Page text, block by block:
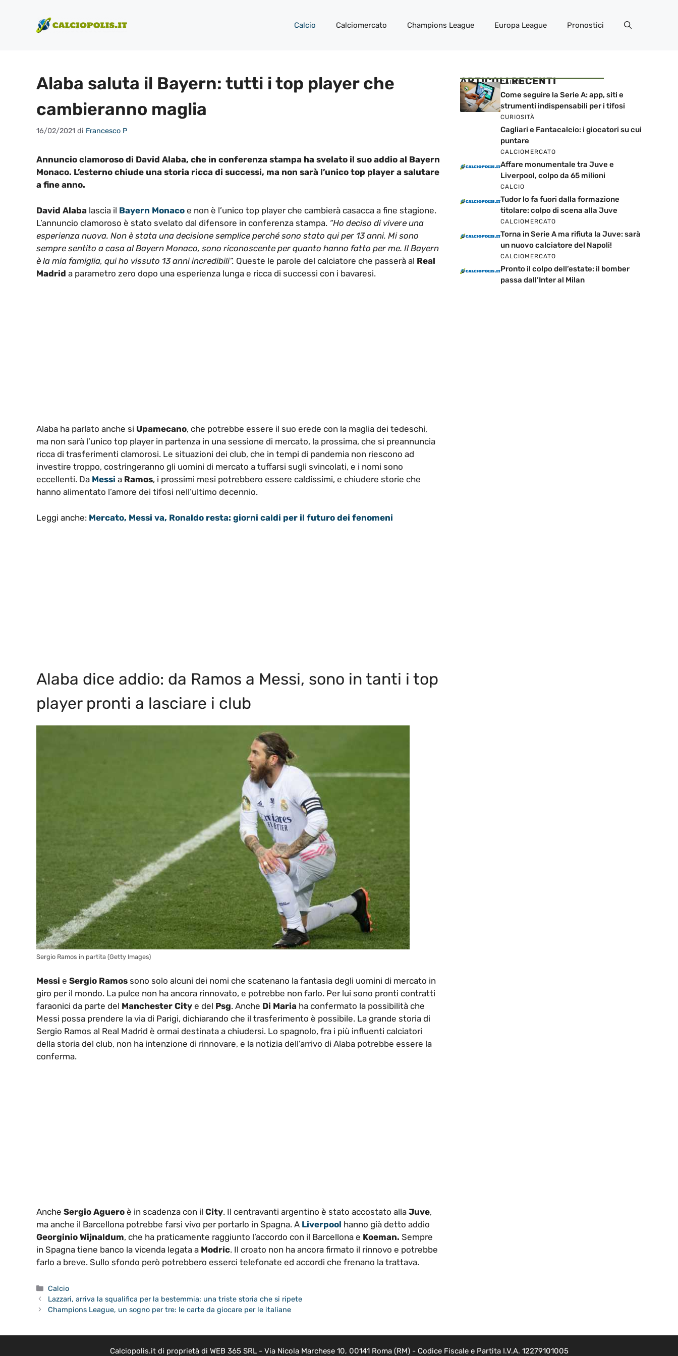
contenuto
Calcio Calciomercato Champions League Europa League Pronostici
Alaba saluta il Bayern: tutti i top player che
cambieranno maglia
16/02/2021 di Francesco P
Annuncio clamoroso di David Alaba, che in conferenza stampa ha svelato il suo addio al Bayern
Monaco. L’esterno chiude una storia ricca di successi, ma non sarà l’unico top player a salutare
a fine anno.
David Alaba lascia il Bayern Monaco e non è l’unico top player che cambierà casacca a fine stagione.
L’annuncio clamoroso è stato svelato dal difensore in conferenza stampa. “Ho deciso di vivere una
esperienza nuova. Non è stata una decisione semplice perché sono stato qui per 13 anni. Mi sono
sempre sentito a casa al Bayern Monaco, sono riconoscente per quanto hanno fatto per me. Il Bayern
è la mia famiglia, qui ho vissuto 13 anni incredibili”. Queste le parole del calciatore che passerà al Real
Madrid a parametro zero dopo una esperienza lunga e ricca di successi con i bavaresi.
Alaba ha parlato anche si Upamecano, che potrebbe essere il suo erede con la maglia dei tedeschi,
ma non sarà l’unico top player in partenza in una sessione di mercato, la prossima, che si preannuncia
ricca di trasferimenti clamorosi. Le situazioni dei club, che in tempi di pandemia non riescono ad
investire troppo, costringeranno gli uomini di mercato a tuffarsi sugli svincolati, e i nomi sono
eccellenti. Da Messi a Ramos, i prossimi mesi potrebbero essere caldissimi, e chiudere storie che
hanno alimentato l’amore dei tifosi nell’ultimo decennio.
Leggi anche: Mercato, Messi va, Ronaldo resta: giorni caldi per il futuro dei fenomeni
Alaba dice addio: da Ramos a Messi, sono in tanti i top
player pronti a lasciare i club
Sergio Ramos in partita (Getty Images)
Messi e Sergio Ramos sono solo alcuni dei nomi che scatenano la fantasia degli uomini di mercato in
giro per il mondo. La pulce non ha ancora rinnovato, e potrebbe non farlo. Per lui sono pronti contratti
faraonici da parte del Manchester City e del Psg. Anche Di Maria ha confermato la possibilità che
Messi possa prendere la via di Parigi, dichiarando che il trasferimento è possibile. La grande storia di
Sergio Ramos al Real Madrid è ormai destinata a chiudersi. Lo spagnolo, fra i più influenti calciatori
della storia del club, non ha intenzione di rinnovare, e la notizia dell’arrivo di Alaba potrebbe essere la
conferma.
Anche Sergio Aguero è in scadenza con il City. Il centravanti argentino è stato accostato alla Juve,
ma anche il Barcellona potrebbe farsi vivo per portarlo in Spagna. A Liverpool hanno già detto addio
Georginio Wijnaldum, che ha praticamente raggiunto l’accordo con il Barcellona e Koeman. Sempre
in Spagna tiene banco la vicenda legata a Modric. Il croato non ha ancora firmato il rinnovo e potrebbe
farlo a breve. Sullo sfondo però potrebbero esserci telefonate ed accordi che frenano la trattava.
Categorie
Calcio
Lazzari, arriva la squalifica per la bestemmia: una triste storia che si ripete
Champions League, un sogno per tre: le carte da giocare per le italiane
ARTICOLI RECENTI
CALCIO
Come seguire la Serie A: app, siti e
strumenti indispensabili per i tifosi
CURIOSITÀ
Cagliari e Fantacalcio: i giocatori su cui
puntare
CALCIOMERCATO
Affare monumentale tra Juve e
Liverpool, colpo da 65 milioni
CALCIO
Tudor lo fa fuori dalla formazione
titolare: colpo di scena alla Juve
CALCIOMERCATO
Torna in Serie A ma rifiuta la Juve: sarà
un nuovo calciatore del Napoli!
CALCIOMERCATO
Pronto il colpo dell’estate: il bomber
passa dall’Inter al Milan
Calciopolis.it di proprietà di WEB 365 SRL - Via Nicola Marchese 10, 00141 Roma (RM) - Codice Fiscale e Partita I.V.A. 12279101005